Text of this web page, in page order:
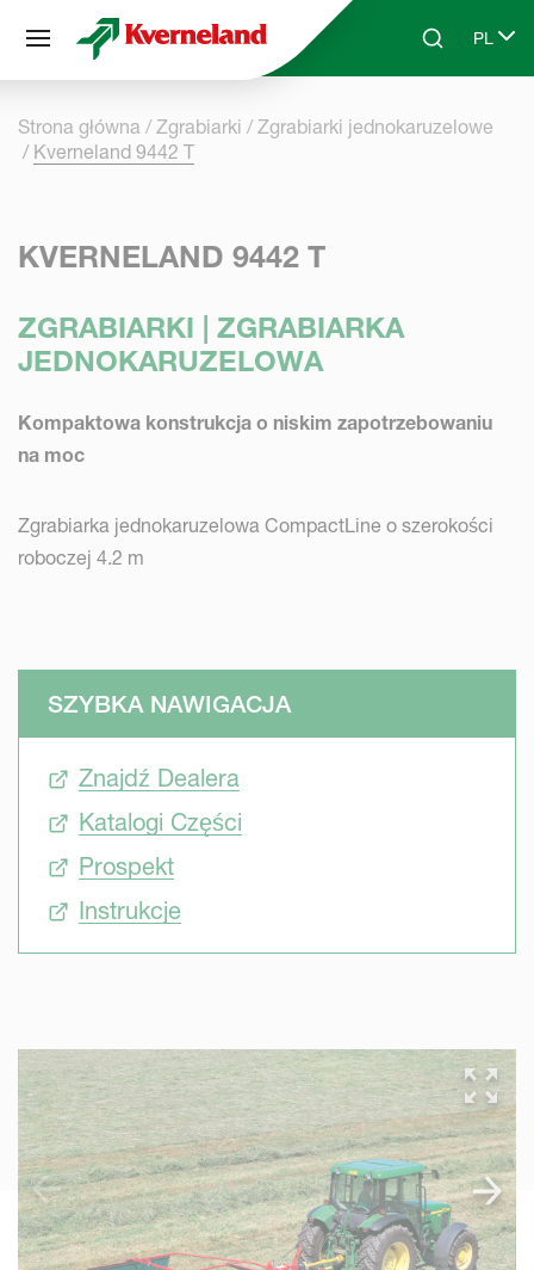
Skip to main contentSearchPL
Select
Strona główna Zgrabiarki
Zgrabiarki jednokaruzelowe
Kverneland 9442 T
KVERNELAND 9442 T
ZGRABIARKI | ZGRABIARKA
JEDNOKARUZELOWA
Kompaktowa konstrukcja o niskim zapotrzebowaniu
na moc
Zgrabiarka jednokaruzelowa CompactLine o szerokości
roboczej 4.2 m
SZYBKA NAWIGACJA
Znajdź Dealera
Katalogi Części
Prospekt
Instrukcje
Panel zarządzania plikami cookies